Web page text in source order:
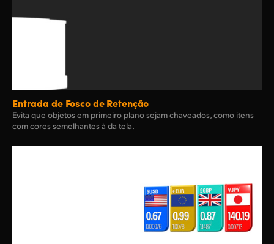
Entrada de Fosco de Retenção
Evita que objetos em primeiro plano sejam chaveados, como itens
com cores semelhantes à da tela.